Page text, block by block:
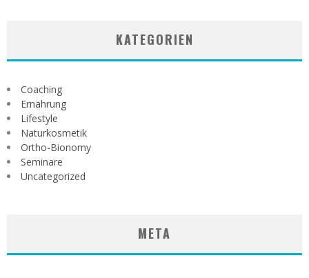
KATEGORIEN
Coaching
Ernährung
Lifestyle
Naturkosmetik
Ortho-Bionomy
Seminare
Uncategorized
META